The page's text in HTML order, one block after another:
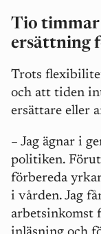
Tio timmar
ersättning
Trots
och att tiden
ersättare eller
– Jag ägnar i
politiken.
förbereda
i vården. Jag
arbetsinkomst